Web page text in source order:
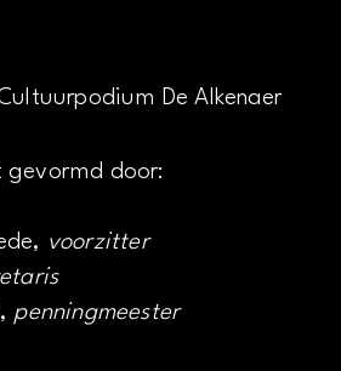
De Alkenaer
gevormd door:
voorzitter
penningmeester